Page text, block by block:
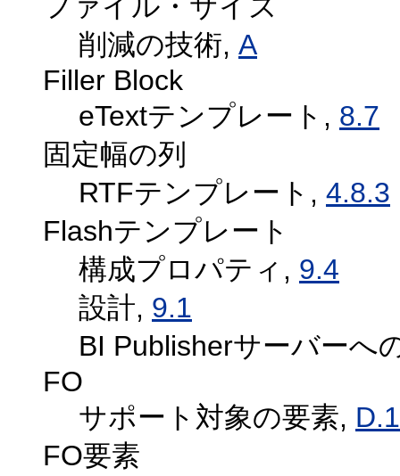
削減の技術, A
Filler Block
eTextテンプレート, 8.7
固定幅の列
RTFテンプレート, 4.8.3
Flashテンプレート
構成プロパティ, 9.4
設計, 9.1
BI Publisherサーバーへ
FO
サポート対象の要素, D.1
FO要素